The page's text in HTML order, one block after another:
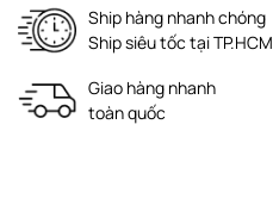
Ship hàng nhanh chóng
Ship siêu tốc tại TP.HCM
Giao hàng nhanh
toàn quốc